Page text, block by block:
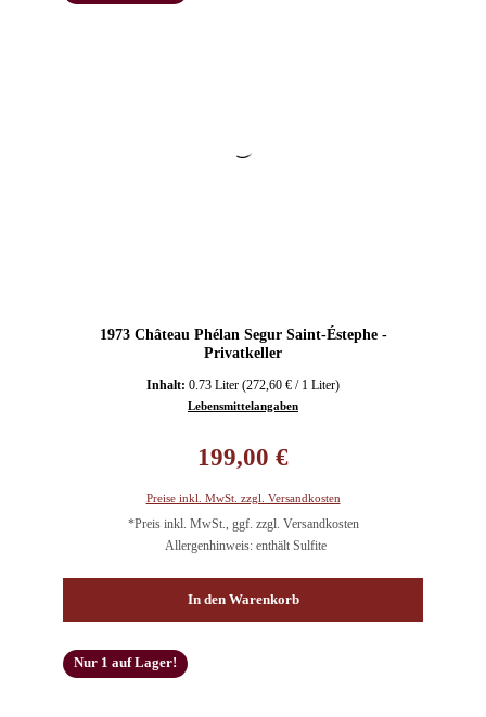
1973 Château Phélan Segur Saint-Éstephe -
Privatkeller
Inhalt: 0.73 Liter (272,60 € / 1 Liter)
Lebensmittelangaben
199,00 €
Preise inkl. MwSt. zzgl. Versandkosten
*Preis inkl. MwSt., ggf. zzgl. Versandkosten
Allergenhinweis: enthält Sulfite
In den Warenkorb
Nur 1 auf Lager!